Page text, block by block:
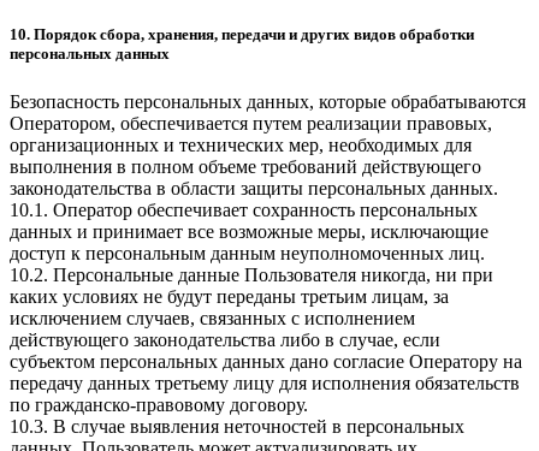
10. Порядок сбора, хранения, передачи и других видов обработки
персональных данных
Безопасность персональных данных, которые обрабатываются
Оператором, обеспечивается путем реализации правовых,
организационных и технических мер, необходимых для
выполнения в полном объеме требований действующего
законодательства в области защиты персональных данных.
10.1. Оператор обеспечивает сохранность персональных
данных и принимает все возможные меры, исключающие
доступ к персональным данным неуполномоченных лиц.
10.2. Персональные данные Пользователя никогда, ни при
каких условиях не будут переданы третьим лицам, за
исключением случаев, связанных с исполнением
действующего законодательства либо в случае, если
субъектом персональных данных дано согласие Оператору на
передачу данных третьему лицу для исполнения обязательств
по гражданско-правовому договору.
10.3. В случае выявления неточностей в персональных